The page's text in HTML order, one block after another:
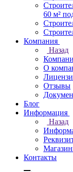
60 м²
Компания
Назад
О
Отзывы
Блог
Информация
Назад
Контакты